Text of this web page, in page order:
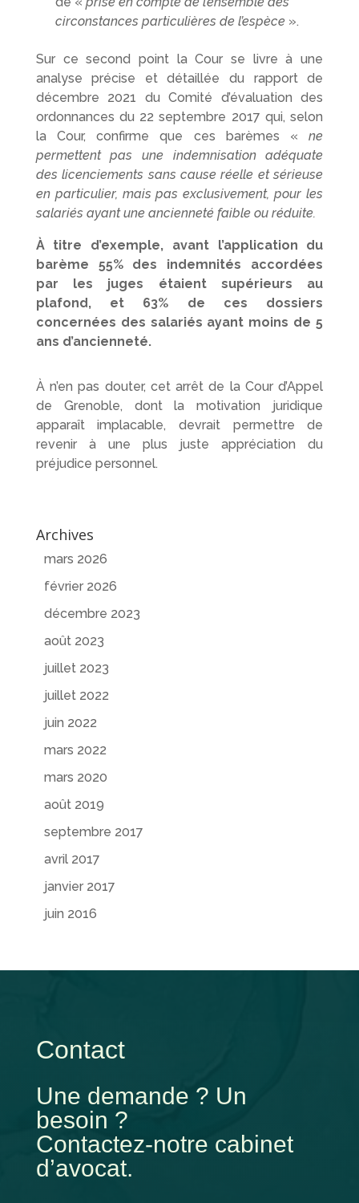
circonstances particulières de l’espèce ».
Sur ce second point la Cour se livre à une
analyse précise et détaillée du rapport de
décembre 2021 du Comité d’évaluation des
ordonnances du 22 septembre 2017 qui, selon
la Cour, confirme que ces barèmes «ne
permettent pas une indemnisation adéquate
des licenciements sans cause réelle et sérieuse
en particulier, mais pas exclusivement, pour les
salariés ayant une ancienneté faible ou réduite.
À titre d’exemple, avant l’application du
barème 55% des indemnités accordées
par les juges étaient supérieurs au
plafond, et 63% de ces dossiers
concernées des salariés ayant moins de 5
ans d’ancienneté.
À n’en pas douter, cet arrêt de la Cour d’Appel
de Grenoble, dont la motivation juridique
apparaît implacable, devrait permettre de
revenir à une plus juste appréciation du
préjudice personnel.
Archives
mars 2026
février 2026
décembre 2023
août 2023
juillet 2023
juillet 2022
juin 2022
mars 2022
mars 2020
août 2019
septembre 2017
avril 2017
janvier 2017
juin 2016
Contact
Une demande ? Un
besoin ?
Contactez-notre cabinet
d’avocat.